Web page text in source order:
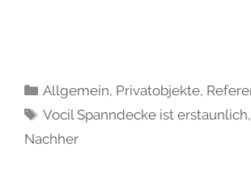
Allgemein, Privatobjekte,
Vocil Spanndecke ist erstaunlich
Nachher